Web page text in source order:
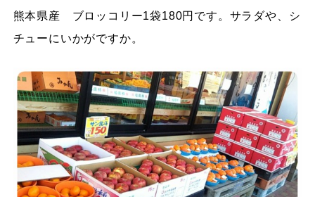
熊本県産 ブロッコリー1袋180円です。サラダや、シ
チューにいかがですか。